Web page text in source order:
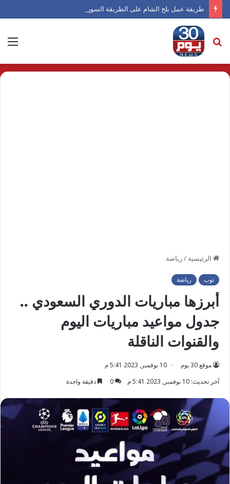
طريقة عمل بلح الشام على الطريقة السورية
بحث
عن
الرئيسية /رياضة
توب رياضة
أبرزها مباريات الدوري السعودي ..
جدول مواعيد مباريات اليوم
والقنوات الناقلة
موقع 30 يوم
10 نوفمبر, 2023 5:41 م
آخر تحديث: 10 نوفمبر, 2023 5:41 م
0 دقيقة واحدة